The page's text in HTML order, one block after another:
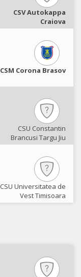
CSV Autokappa
Craiova
CSM Corona Brasov
CSU Constantin
Brancusi Targu Jiu
CSU Universitatea de
Vest Timisoara